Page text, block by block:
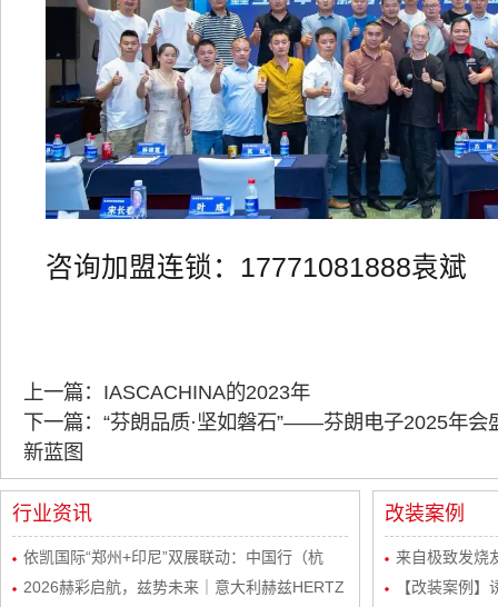
咨询加盟连锁：17771081888袁斌
上一篇：IASCACHINA的2023年
下一篇：“芬朗品质·坚如磐石”——芬朗电子2025年会
新蓝图
行业资讯
依凯国际“郑州+印尼”双展联动：中国行（杭
州）感恩宴圆满举行
2026赫彩启航，兹势未来｜意大利赫兹HERTZ
改装案例
来自极致发烧
波站终极音
【改装案例